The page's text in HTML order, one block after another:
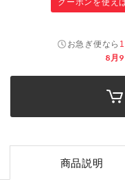
お急ぎ便なら
8月
商品説明